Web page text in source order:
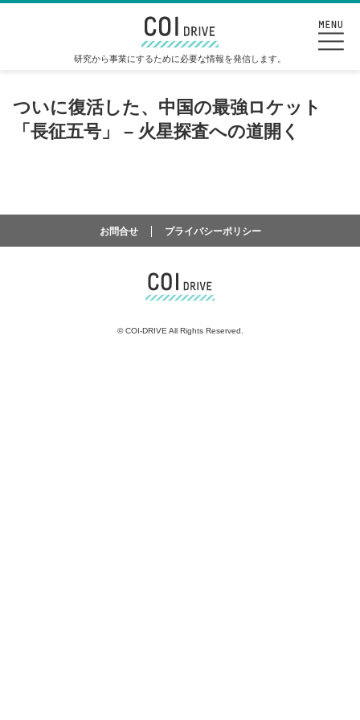
研究から事業にするために必要な情報を発信します。
ついに復活した、中国の最強ロケット
「長征五号」 – 火星探査への道開く
お問合せ プライバシーポリシー
©COI-DRIVE All Rights Reserved.